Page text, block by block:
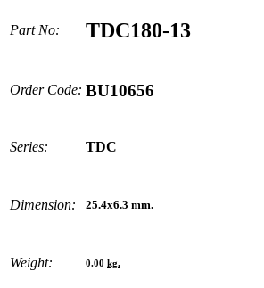
Part No: TDC180-13
Order Code: BU10656
Series: TDC
Dimension: 25.4x6.3 mm.
Weight: 0.00 kg.